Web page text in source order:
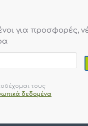
για προσφορές,
τους
δεδομένα